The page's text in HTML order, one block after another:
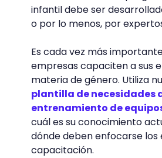
infantil debe ser
o por lo menos, por
Es cada vez más
empresas capaciten a sus
materia de género. Utiliza
plantilla de necesidades
entrenamiento de
cuál es su conocimiento
dónde deben enfocarse los
capacitación.